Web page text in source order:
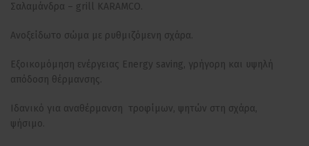
Σαλαμάνδρα – grill KARAMCO.
Ανοξείδωτο σώμα με ρυθμιζόμενη σχάρα.
Εξοικομόμηση ενέργειας Energy saving, γρήγορη και υψηλή
απόδοση θέρμανσης.
Ιδανικό για αναθέρμανση τροφίμων, ψητών στη σχάρα,
ψήσιμο.